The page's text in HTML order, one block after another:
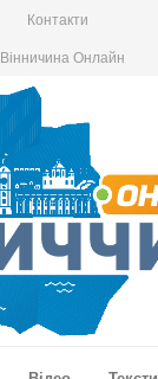
Контакти
Вінничина Онлайн